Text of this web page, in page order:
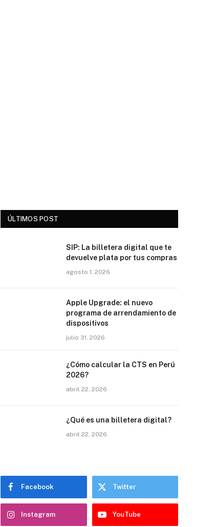
ÚLTIMOS POST
SIP: La billetera digital que te
devuelve plata por tus compras
agosto 1, 2026
Apple Upgrade: el nuevo
programa de arrendamiento de
dispositivos
julio 31, 2026
¿Cómo calcular la CTS en Perú
2026?
abril 22, 2026
¿Qué es una billetera digital?
abril 22, 2026
Facebook Twitter
Instagram YouTube